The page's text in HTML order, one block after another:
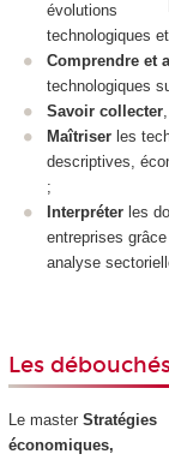
évolutions
technologiques
Comprendre et
technologiques
Savoir collecter
Maîtriser les
descriptives,
;
Interpréter les
entreprises
analyse
Les
Le master Stratégies
économiques,